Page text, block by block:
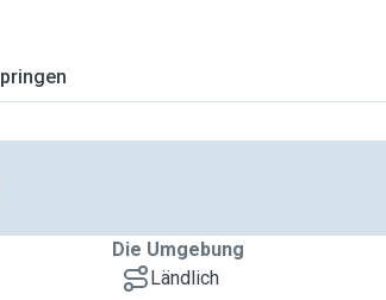
Die Umgebung
Ländlich